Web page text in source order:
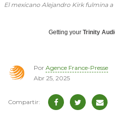
El mexicano Alejandro Kirk fulmina a
Getting your Trinity
Por Agence France-Presse
Abr 25, 2025